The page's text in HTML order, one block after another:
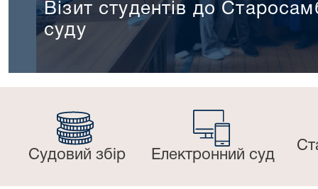
Візит студентів до
суду
Судовий збір Електронний суд